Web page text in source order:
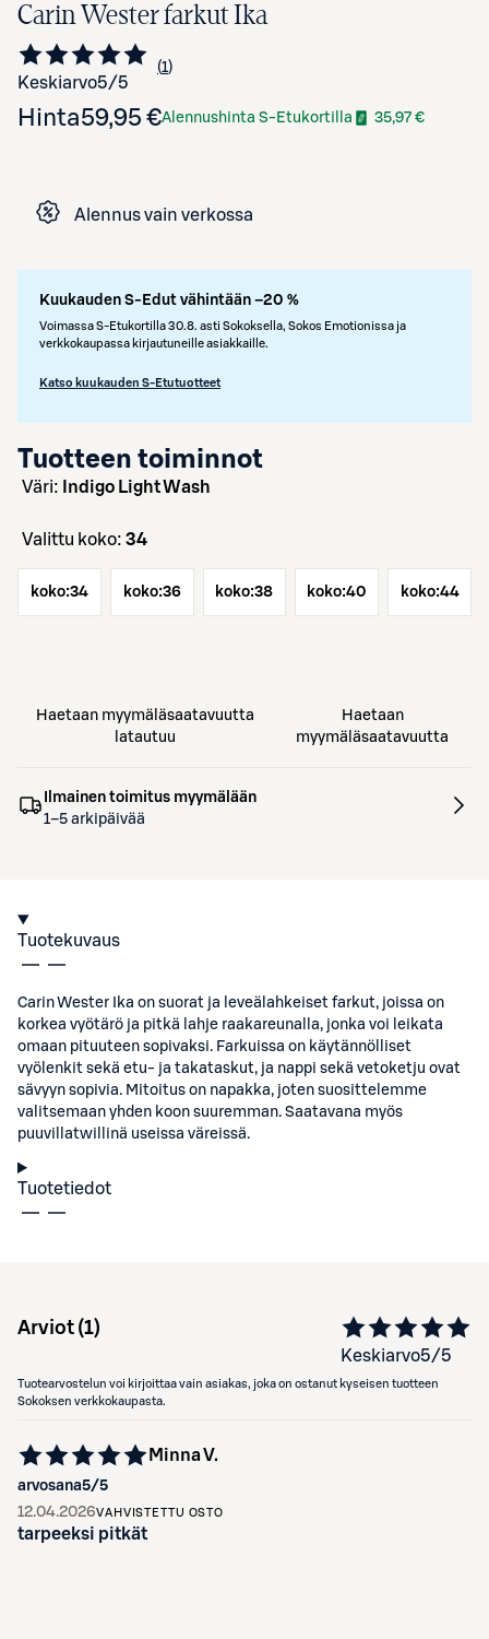
Carin Wester farkut Ika
Keskiarvo5/5 Siirry arvioihin
1
kappale
Hinta59,95 €Alennushinta S-Etukortilla 35,97 €
Alennus vain verkossa
Kuukauden S-Edut vähintään –20 %
Voimassa S-Etukortilla 30.8. asti Sokoksella, Sokos Emotionissa ja
verkkokaupassa kirjautuneille asiakkaille.
Katso kuukauden S-Etutuotteet
Tuotteen toiminnot
väri: Indigo Light Wash
Valittu koko: 34
koko:34 koko:36 koko:38 koko:40 koko:44
Haetaan myymäläsaatavuutta
latautuu
Haetaan
myymäläsaatavuutta
Ilmainen toimitus myymälään
1–5 arkipäivää
Tuotekuvaus
Carin Wester Ika on suorat ja leveälahkeiset farkut, joissa on
korkea vyötärö ja pitkä lahje raakareunalla, jonka voi leikata
omaan pituuteen sopivaksi. Farkuissa on käytännölliset
vyölenkit sekä etu- ja takataskut, ja nappi sekä vetoketju ovat
sävyyn sopivia. Mitoitus on napakka, joten suosittelemme
valitsemaan yhden koon suuremman. Saatavana myös
puuvillatwillinä useissa väreissä.
Tuotetiedot
Arviot (1)
Keskiarvo5/5
Tuotearvostelun voi kirjoittaa vain asiakas, joka on ostanut kyseisen tuotteen
Sokoksen verkkokaupasta.
arvosana5/5
Minna V.
12.04.2026VAHVISTETTU OSTO
tarpeeksi pitkät